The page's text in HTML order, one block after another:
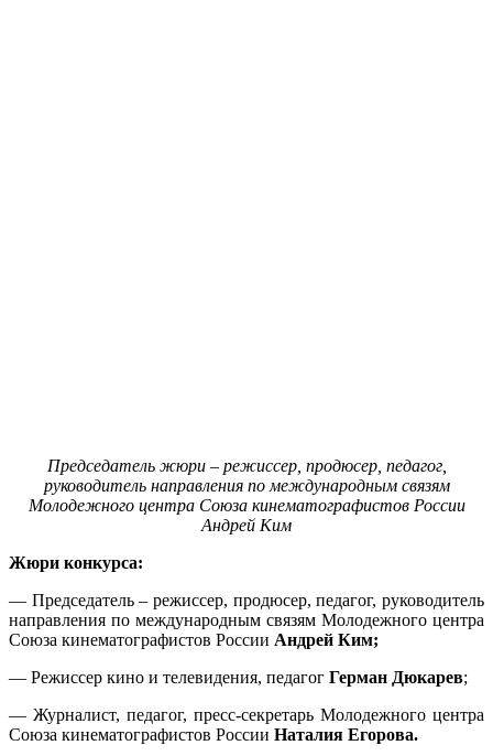
Председатель жюри – режиссер, продюсер, педагог,
руководитель направления по международным связям
Молодежного центра Союза кинематографистов России
Андрей Ким
Жюри конкурса:
— Председатель – режиссер, продюсер, педагог, руководитель
направления по международным связям Молодежного центра
Союза кинематографистов России Андрей Ким;
— Режиссер кино и телевидения, педагог Герман Дюкарев;
— Журналист, педагог, пресс-секретарь Молодежного центра
Союза кинематографистов России Наталия Егорова.